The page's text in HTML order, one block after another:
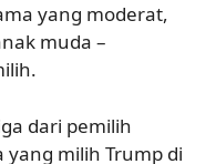
yang moderat,
muda –
dari pemilih
milih Trump di